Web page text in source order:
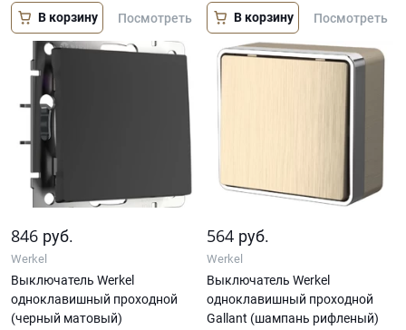
В корзину Посмотреть В корзину Посмотреть
846 руб.
Werkel
Выключатель Werkel
одноклавишный проходной
(черный матовый)
564 руб.
Werkel
Выключатель Werkel
одноклавишный проходной
Gallant (шампань рифленый)